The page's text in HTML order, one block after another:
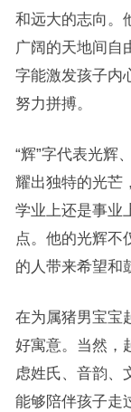
和远大的志向。
广阔的天地间自
字能激发孩子内
努力拼搏。
“辉”字代表光辉
耀出独特的光芒
学业上还是事业
点。他的光辉不
的人带来希望和
在为属猪男宝宝
好寓意。当然，
虑姓氏、音韵、
能够陪伴孩子走